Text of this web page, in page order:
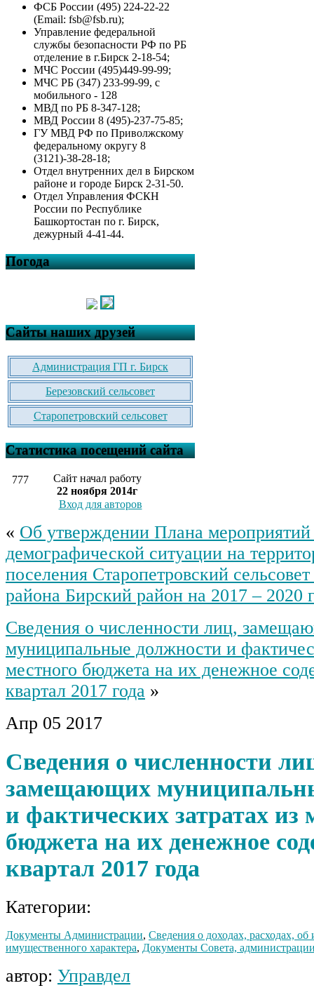
ФСБ России (495) 224-22-22
(Email: fsb@fsb.ru);
Управление федеральной
службы безопасности РФ по РБ
отделение в г.Бирск 2-18-54;
МЧС России (495)449-99-99;
МЧС РБ (347) 233-99-99, с
мобильного - 128
МВД по РБ 8-347-128;
МВД России 8 (495)-237-75-85;
ГУ МВД РФ по Приволжскому
федеральному округу 8
(3121)-38-28-18;
Отдел внутренних дел в Бирском
районе и городе Бирск 2-31-50.
Отдел Управления ФСКН
России по Республике
Башкортостан по г. Бирск,
дежурный 4-41-44.
Погода
Сайты наших друзей
Администрация ГП г. Бирск
Березовский сельсовет
Старопетровский сельсовет
Статистика посещений сайта
777
Сайт начал работу
22 ноября 2014г
Вход для авторов
« Об утверждении Плана
демографической ситуации на
поселения Старопетровский
района Бирский район на 2017 – 2020
Сведения о численности лиц,
муниципальные должности и
местного бюджета на их денежное
квартал 2017 года »
Апр 05 2017
Сведения о численности
замещающих
и фактических затратах из
бюджета на их денежное
квартал 2017 года
Категории:
Документы Администрации, Сведения о доходах, расходах, об
имущественного характера, Документы Совета,
автор: Управдел